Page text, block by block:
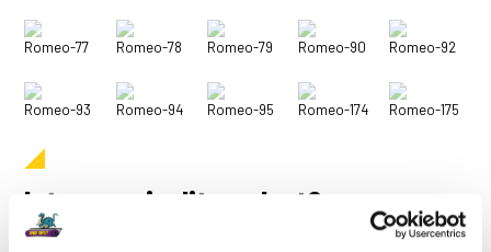
Romeo-77 Romeo-78 Romeo-79 Romeo-90 Romeo-92
Romeo-93 Romeo-94 Romeo-95 Romeo-174 Romeo-175
Interesse in dit product?
Beschrijf hieronder uw wensen of bel ons gerust op, wij